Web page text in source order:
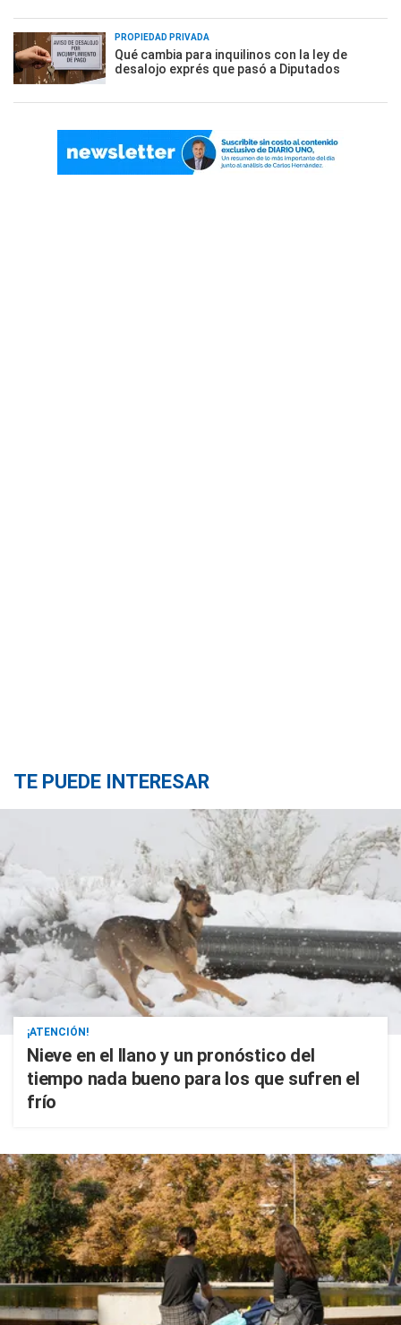
PROPIEDAD PRIVADA
Qué cambia para inquilinos con la ley de
desalojo exprés que pasó a Diputados
TE PUEDE INTERESAR
¡ATENCIÓN!
Nieve en el llano y un pronóstico del
tiempo nada bueno para los que sufren el
frío